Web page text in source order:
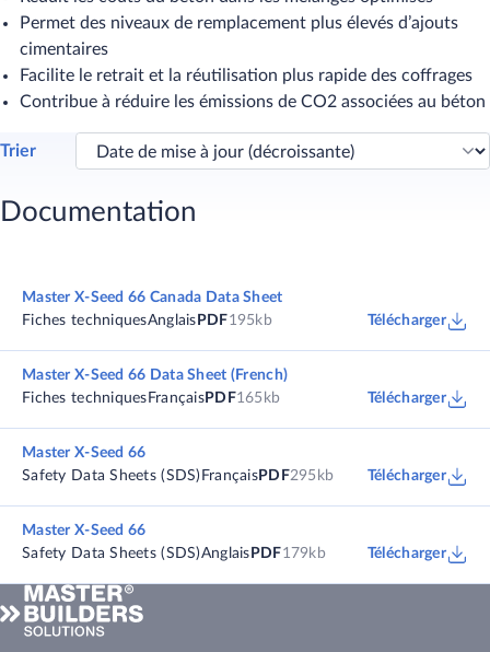
Permet des niveaux de remplacement plus élevés d’ajouts
cimentaires
Facilite le retrait et la réutilisation plus rapide des coffrages
Contribue à réduire les émissions de CO2 associées au béton
Trier
Documentation
Master X-Seed 66 Canada Data Sheet
Fiches techniquesAnglais PDF195kb Télécharger
Master X-Seed 66 Data Sheet (French)
Fiches techniques Français PDF165kb Télécharger
Master X-Seed 66
Safety Data Sheets (SDS) FrançaisPDF295kb Télécharger
Master X-Seed 66
Safety Data Sheets (SDS)Anglais PDF179kb Télécharger